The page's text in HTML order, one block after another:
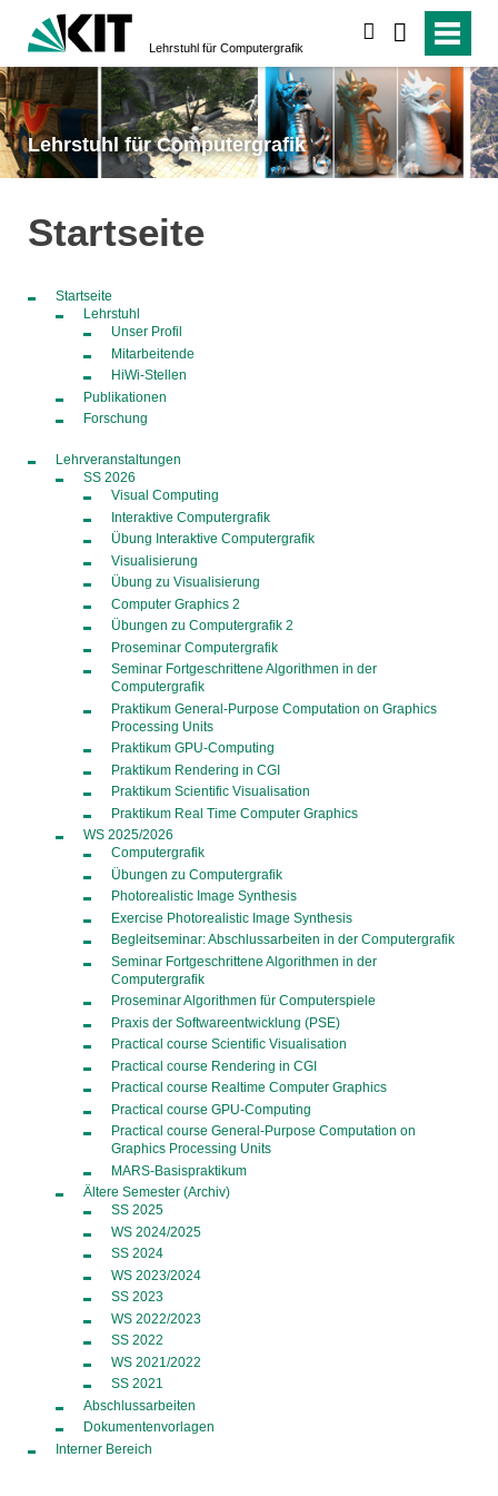
Lehrstuhl für Computergrafik
Lehrstuhl für Computergrafik
Startseite
Startseite
Lehrstuhl
Unser Profil
Mitarbeitende
HiWi-Stellen
Publikationen
Forschung
Lehrveranstaltungen
SS 2026
Visual Computing
Interaktive Computergrafik
Übung Interaktive Computergrafik
Visualisierung
Übung zu Visualisierung
Computer Graphics 2
Übungen zu Computergrafik 2
Proseminar Computergrafik
Seminar Fortgeschrittene Algorithmen in der
Computergrafik
Praktikum General-Purpose Computation on Graphics
Processing Units
Praktikum GPU-Computing
Praktikum Rendering in CGI
Praktikum Scientific Visualisation
Praktikum Real Time Computer Graphics
WS 2025/2026
Computergrafik
Übungen zu Computergrafik
Photorealistic Image Synthesis
Exercise Photorealistic Image Synthesis
Begleitseminar: Abschlussarbeiten in der Computergrafik
Seminar Fortgeschrittene Algorithmen in der
Computergrafik
Proseminar Algorithmen für Computerspiele
Praxis der Softwareentwicklung (PSE)
Practical course Scientific Visualisation
Practical course Rendering in CGI
Practical course Realtime Computer Graphics
Practical course GPU-Computing
Practical course General-Purpose Computation on
Graphics Processing Units
MARS-Basispraktikum
Ältere Semester (Archiv)
SS 2025
WS 2024/2025
SS 2024
WS 2023/2024
SS 2023
WS 2022/2023
SS 2022
WS 2021/2022
SS 2021
Abschlussarbeiten
Dokumentenvorlagen
Interner Bereich